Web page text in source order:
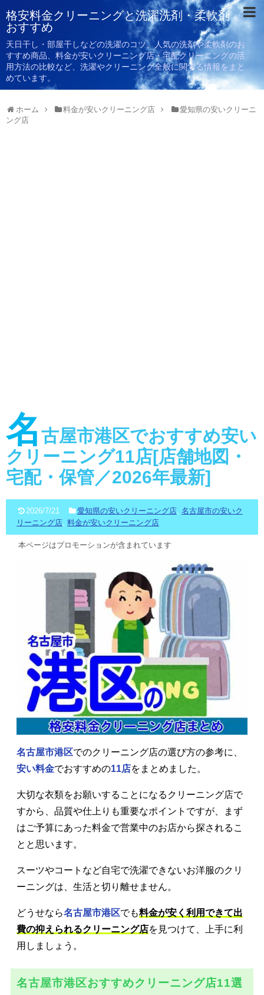
格安料金クリーニングと洗濯洗剤・柔軟剤
おすすめ
天日干し・部屋干しなどの洗濯のコツ、人気の洗剤や柔軟剤のお
すすめ商品、料金が安いクリーニング店・宅配クリーニングの活
用方法の比較など、洗濯やクリーニング全般に関する情報をまと
めています。
ホーム 料金が安いクリーニング店
愛知県の安いクリーニ
ング店
名 古屋市港区でおすすめ安い
クリーニング11店[店舗地図・
宅配・保管／2026年最新]
2026/7/21 愛知県の安いクリーニング店, 名古屋市の安いク
リーニング店, 料金が安いクリーニング店
本ページはプロモーションが含まれています
名古屋市港区でのクリーニング店の選び方の参考に、
安い料金でおすすめの11店をまとめました。
大切な衣類をお願いすることになるクリーニング店で
すから、品質や仕上りも重要なポイントですが、まず
はご予算にあった料金で営業中のお店から探されるこ
とと思います。
スーツやコートなど自宅で洗濯できないお洋服のクリ
ーニングは、生活と切り離せません。
どうせなら名古屋市港区でも料金が安く利用できて出
費の抑えられるクリーニング店を見つけて、上手に利
用しましょう。
名古屋市港区おすすめクリーニング店11選